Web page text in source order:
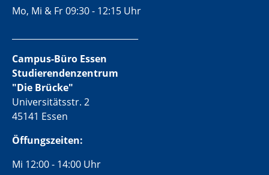
Mo, Mi & Fr 09:30 - 12:15 Uhr
Campus-Büro Essen
Studierendenzentrum
"Die Brücke"
Universitätsstr. 2
45141 Essen
Öffungszeiten:
Mi 12:00 - 14:00 Uhr